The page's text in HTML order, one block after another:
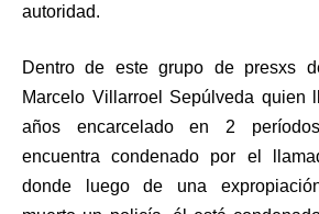
autoridad.
Dentro de este grupo de presxs
Marcelo Villarroel Sepúlveda quien
años encarcelado en 2
encuentra condenado por el
donde luego de una